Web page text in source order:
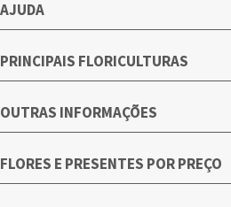
AJUDA
PRINCIPAIS FLORICULTURAS
OUTRAS INFORMAÇÕES
FLORES E PRESENTES POR PREÇO